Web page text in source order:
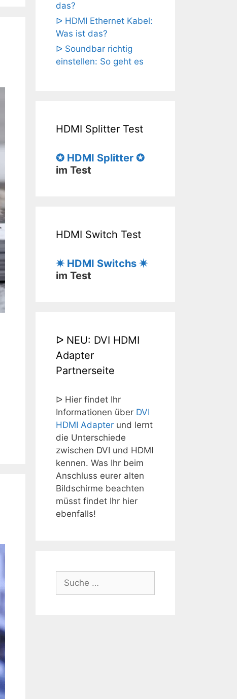
das?
ᐅ HDMI Ethernet Kabel:
Was ist das?
ᐅ Soundbar richtig
einstellen: So geht es
HDMI Splitter Test
✪ HDMI Splitter ✪
im Test
HDMI Switch Test
✷ HDMI Switchs ✷
im Test
ᐅ NEU: DVI HDMI
Adapter
Partnerseite
ᐅ Hier findet Ihr
Informationen über DVI
HDMI Adapter und lernt
die Unterschiede
zwischen DVI und HDMI
kennen. Was Ihr beim
Anschluss eurer alten
Bildschirme beachten
müsst findet Ihr hier
ebenfalls!
Suche
nach: